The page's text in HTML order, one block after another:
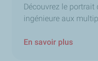
Découvrez le portrait
ingénieure aux
En savoir plus